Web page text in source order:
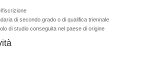
di secondo grado o di qualifica triennale
di studio conseguita nel paese di origine